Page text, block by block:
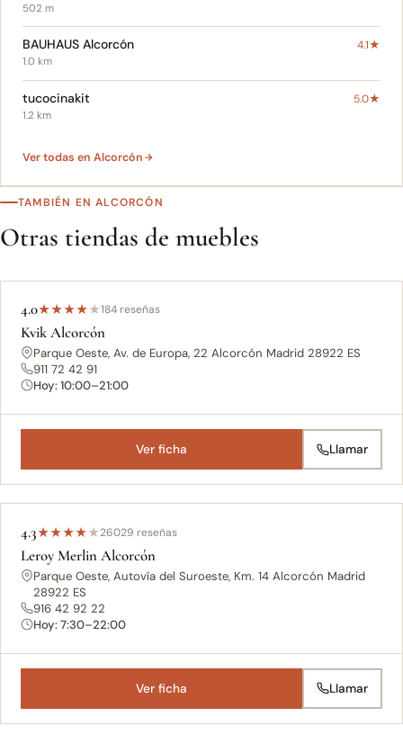
502 m
BAUHAUS Alcorcón 4.1★
1.0 km
tucocinakit 5.0★
1.2 km
Ver todas en Alcorcón
TAMBIÉN EN ALCORCÓN
Otras tiendas de muebles
4.0★★★★★184 reseñas
Kvik Alcorcón
Parque Oeste, Av. de Europa, 22 Alcorcón Madrid 28922 ES
911 72 42 91
Hoy: 10:00–21:00
Ver ficha Llamar
4.3★★★★★26029 reseñas
Leroy Merlin Alcorcón
Parque Oeste, Autovía del Suroeste, Km. 14 Alcorcón Madrid
28922 ES
916 42 92 22
Hoy: 7:30–22:00
Ver ficha Llamar